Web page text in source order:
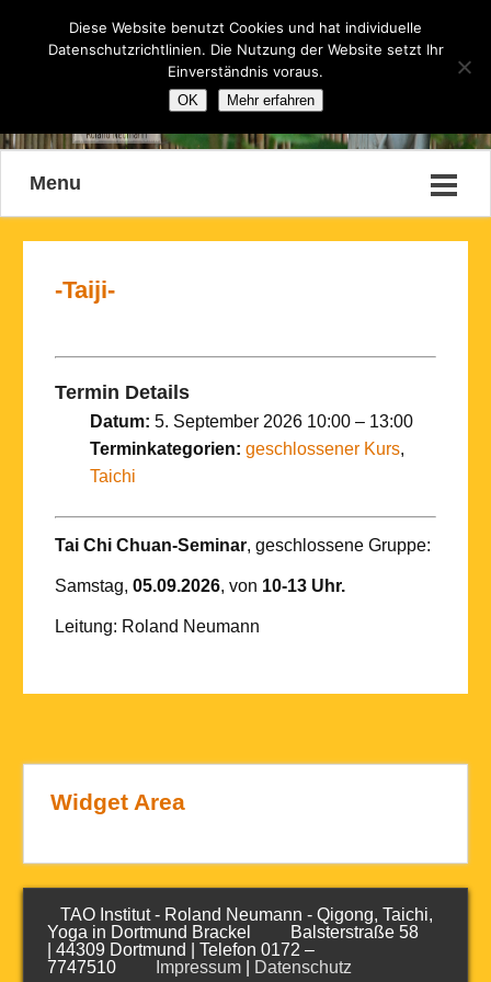
Menu
-Taiji-
Termin Details
Datum: 5. September 2026 10:00– 13:00
Terminkategorien: geschlossener Kurs,
Taichi
Tai Chi Chuan-Seminar, geschlossene Gruppe:
Samstag, 05.09.2026, von 10-13 Uhr.
Leitung: Roland Neumann
Widget Area
TAO Institut - Roland Neumann - Qigong, Taichi,
Yoga in Dortmund Brackel Balsterstraße 58
| 44309 Dortmund | Telefon 0172 –
7747510
Impressum| Datenschutz
Diese Website benutzt Cookies und hat individuelle
Datenschutzrichtlinien. Die Nutzung der Website setzt Ihr
Einverständnis voraus.
OK Mehr erfahren